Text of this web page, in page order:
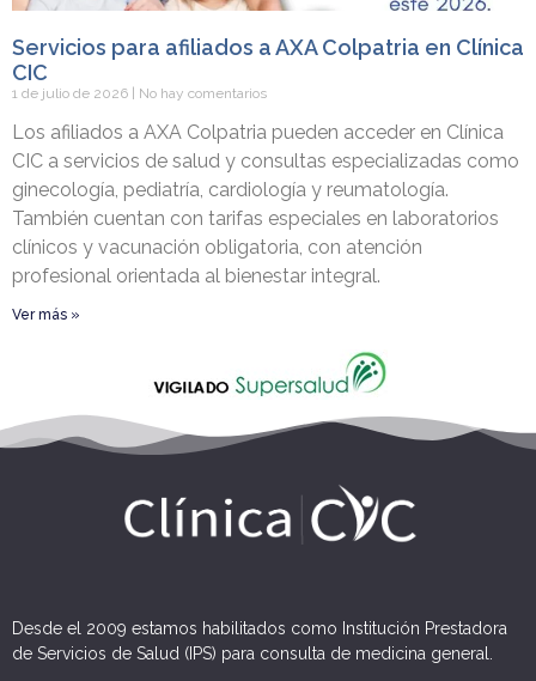
Servicios para afiliados a AXA Colpatria en Clínica
CIC
1 de julio de 2026 No hay comentarios
Los afiliados a AXA Colpatria pueden acceder en Clínica
CIC a servicios de salud y consultas especializadas como
ginecología, pediatría, cardiología y reumatología.
También cuentan con tarifas especiales en laboratorios
clínicos y vacunación obligatoria, con atención
profesional orientada al bienestar integral.
Ver más »
Desde el 2009 estamos habilitados como Institución Prestadora
de Servicios de Salud (IPS) para consulta de medicina general.